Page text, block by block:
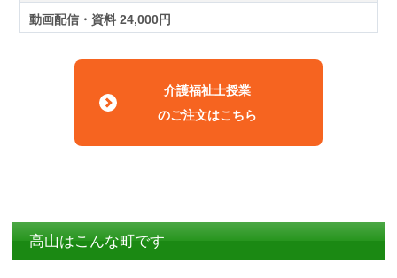
動画配信・資料 24,000円
介護福祉士授業
のご注文はこちら
高山はこんな町です